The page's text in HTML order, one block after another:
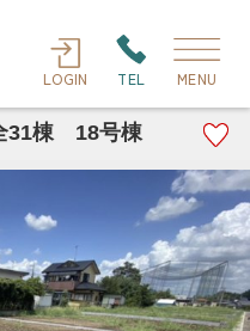
LOGIN TEL MENU
31棟 18号棟